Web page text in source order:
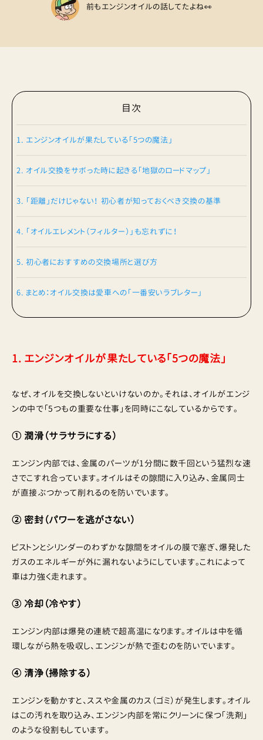
前もエンジンオイルの話してたよね👀
目次
1. エンジンオイルが果たしている「5つの魔法」
2. オイル交換をサボった時に起きる「地獄のロードマップ」
3. 「距離」だけじゃない！ 初心者が知っておくべき交換の基準
4. 「オイルエレメント（フィルター）」も忘れずに！
5. 初心者におすすめの交換場所と選び方
6. まとめ：オイル交換は愛車への「一番安いラブレター」
1. エンジンオイルが果たしている「5つの魔法」
なぜ、オイルを交換しないといけないのか。それは、オイルがエンジ
ンの中で「5つもの重要な仕事」を同時にこなしているからです。
① 潤滑（サラサラにする）
エンジン内部では、金属のパーツが1分間に数千回という猛烈な速
さでこすれ合っています。オイルはその隙間に入り込み、金属同士
が直接ぶつかって削れるのを防いでいます。
② 密封（パワーを逃がさない）
ピストンとシリンダーのわずかな隙間をオイルの膜で塞ぎ、爆発した
ガスのエネルギーが外に漏れないようにしています。これによって
車は力強く走れます。
③ 冷却（冷やす）
エンジン内部は爆発の連続で超高温になります。オイルは中を循
環しながら熱を吸収し、エンジンが熱で歪むのを防いでいます。
④ 清浄（掃除する）
エンジンを動かすと、ススや金属のカス（ゴミ）が発生します。オイル
はこの汚れを取り込み、エンジン内部を常にクリーンに保つ「洗剤」
のような役割もしています。